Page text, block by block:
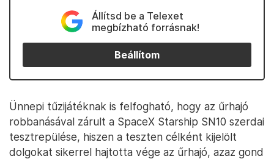
Állítsd be a Telexet
megbízható forrásnak!
Beállítom
Ünnepi tűzijátéknak is felfogható, hogy az űrhajó
robbanásával zárult a SpaceX Starship SN10 szerdai
tesztrepülése, hiszen a teszten célként kijelölt
dolgokat sikerrel hajtotta vége az űrhajó, azaz gond